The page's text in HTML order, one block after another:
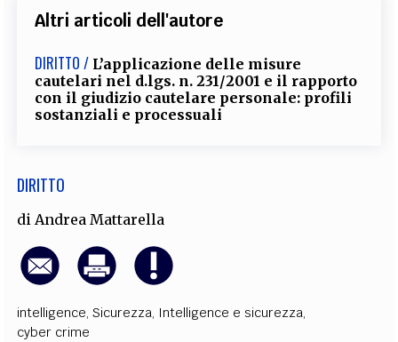
Altri articoli dell'autore
DIRITTO / L’applicazione delle misure
cautelari nel d.lgs. n. 231/2001 e il rapporto
con il giudizio cautelare personale: profili
sostanziali e processuali
DIRITTO
di Andrea Mattarella
intelligence,Sicurezza, Intelligence e sicurezza,
cyber crime